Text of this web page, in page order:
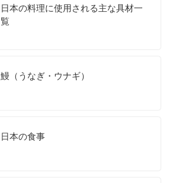
日本の料理に使用される主な具材一
覧
鰻（うなぎ・ウナギ）
日本の食事